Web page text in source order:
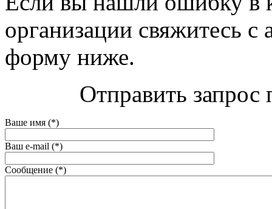
организации свяжитесь
форму ниже.
Отправить
Ваше имя (*)
Ваш e-mail (*)
Сообщение (*)